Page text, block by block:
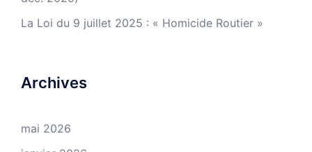
La Loi du 9 juillet 2025 : « Homicide Routier »
Archives
mai 2026